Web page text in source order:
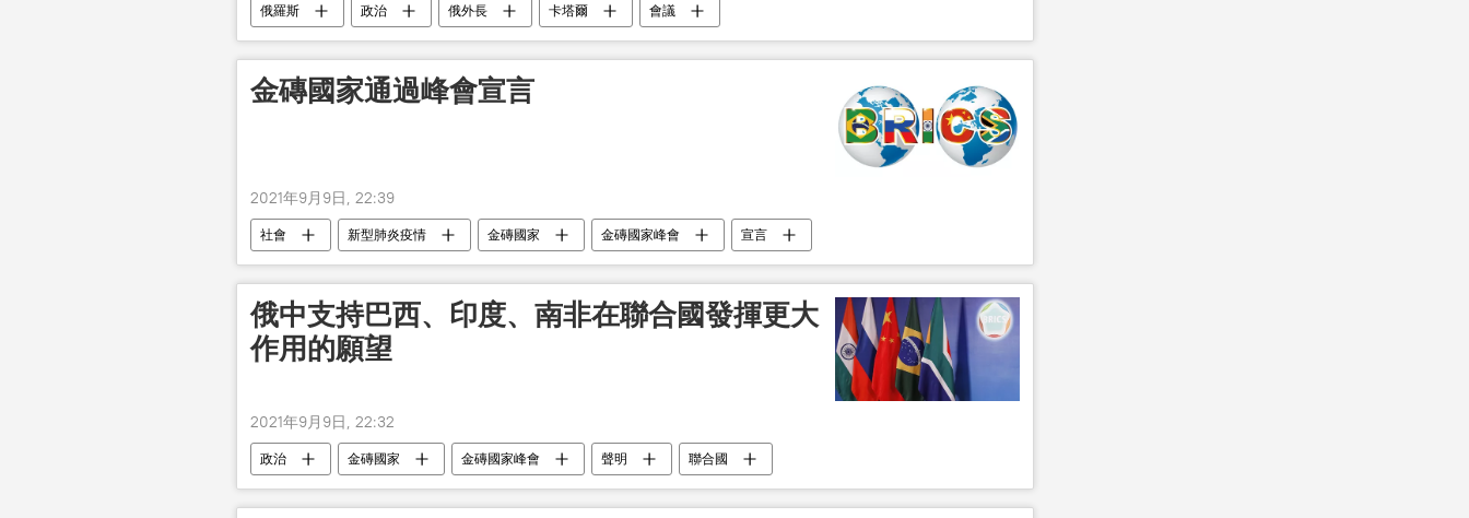
俄羅斯 政治 俄外長 卡塔爾 會議
金磚國家通過峰會宣言
2021年9月9日, 22:39
社會 新型肺炎疫情 金磚國家 金磚國家峰會 宣言
俄中支持巴西、印度、南非在聯合國發揮更大
作用的願望
2021年9月9日, 22:32
政治 金磚國家 金磚國家峰會 聲明 聯合國